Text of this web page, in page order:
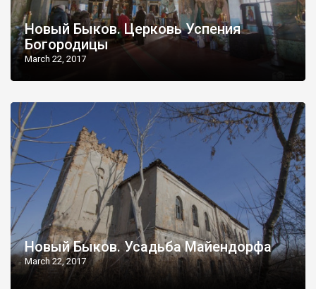
Новый Быков. Церковь Успения
Богородицы
March 22, 2017
Новый Быков. Усадьба Майендорфа
March 22, 2017